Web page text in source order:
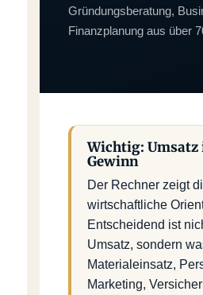
Gründungsberatung,
Finanzplanung aus über
Wichtig:
Gewinn
Der Rechner zeigt
wirtschaftliche
Entscheidend ist
Umsatz, sondern
Materialeinsatz,
Marketing,